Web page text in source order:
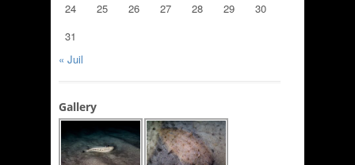
24
25 26 27 28 29
30
31
« Juil
Gallery